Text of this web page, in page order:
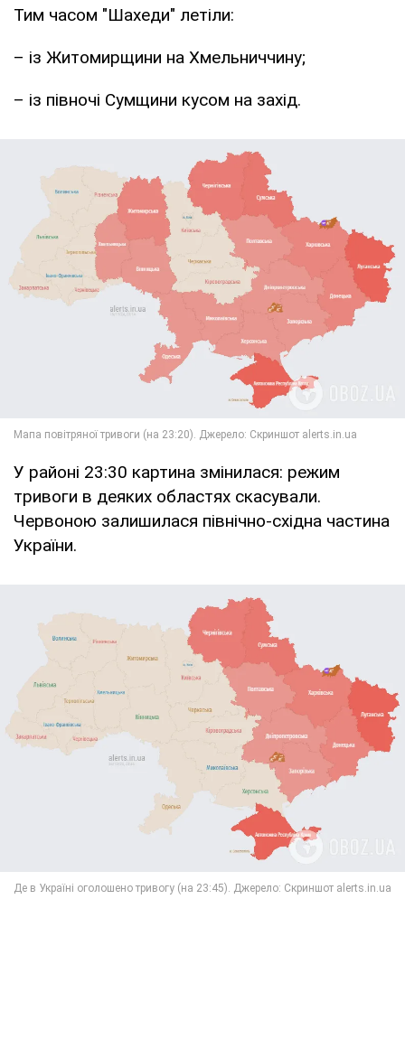
Тим часом "Шахеди" летіли:
– із Житомирщини на Хмельниччину;
– із півночі Сумщини кусом на захід.
У районі 23:30 картина змінилася: режим
тривоги в деяких областях скасували.
Червоною залишилася північно-східна частина
України.